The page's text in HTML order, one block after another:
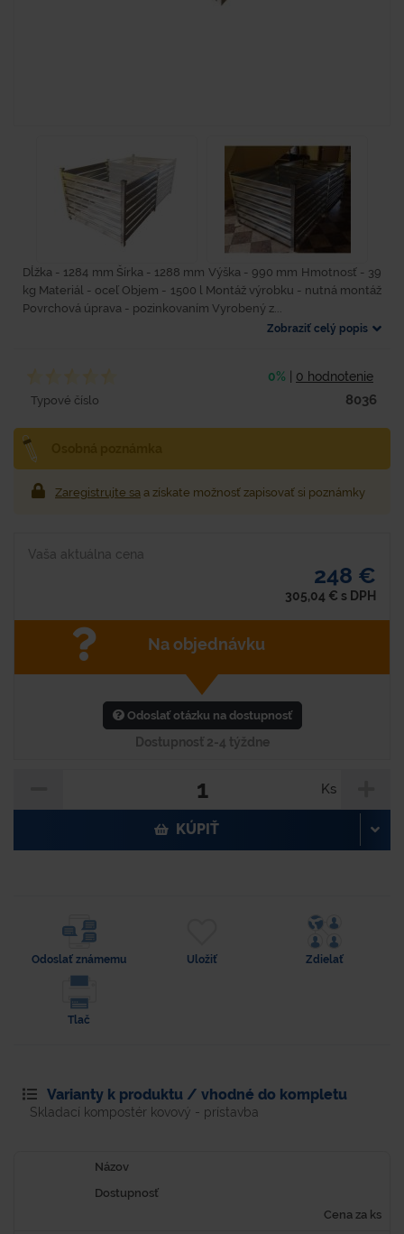
Dĺžka - 1284 mm Šírka - 1288 mm Výška - 990 mm Hmotnosť - 39
kg Materiál - oceľ Objem - 1500 l Montáž výrobku - nutná montáž
Povrchová úprava - pozinkovaním Vyrobený z...
Zobraziť celý popis
0% 0 hodnotenie
Typové číslo 8036
Zaregistrujte sa a získate možnosť zapisovať si poznámky
Vaša aktuálna cena
248 €
305,04 € s DPH
Na objednávku
Odoslať otázku na dostupnosť
Dostupnosť 2-4 týždne
Ks
KÚPIŤ
Odoslať známemu Uložiť Zdielať
Tlač
Varianty k produktu / vhodné do kompletu
Skladací kompostér kovový - prístavba
Názov
Dostupnosť
Cena za ks